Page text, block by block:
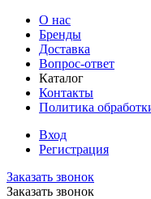
О нас
Бренды
Доставка
Вопрос-ответ
Каталог
Контакты
Политика
Вход
Регистрация
Заказать звонок
Заказать звонок